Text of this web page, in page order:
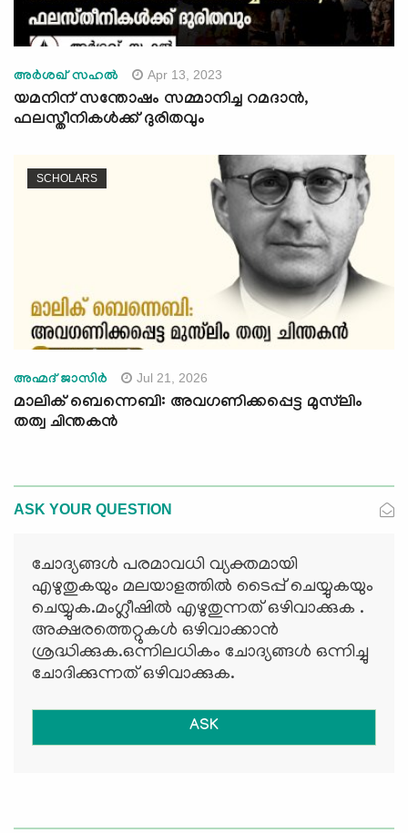
അർശഖ് സഹൽ Apr 13, 2023
യമനിന് സന്തോഷം സമ്മാനിച്ച റമദാന്‍,
ഫലസ്തീനികള്‍ക്ക് ദുരിതവും
SCHOLARS
അഹ്മദ് ജാസിര്‍ Jul 21, 2026
മാലിക് ബെന്നെബി: അവഗണിക്കപ്പെട്ട മുസ്‍ലിം
തത്വ ചിന്തകൻ
ASK YOUR QUESTION
ചോദ്യങ്ങള്‍ പരമാവധി വ്യക്തമായി
എഴുതുകയും മലയാളത്തില്‍ ടൈപ്പ് ചെയ്യുകയും
ചെയ്യുക.മംഗ്ലീഷില്‍ എഴുതുന്നത് ഒഴിവാക്കുക .
അക്ഷരത്തെറ്റുകള്‍ ഒഴിവാക്കാന്‍
ശ്രദ്ധിക്കുക.ഒന്നിലധികം ചോദ്യങ്ങള്‍ ഒന്നിച്ചു
ചോദിക്കുന്നത് ഒഴിവാക്കുക.
ASK